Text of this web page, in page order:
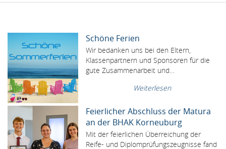
Schöne Ferien
Wir bedanken uns bei den Eltern,
Klassenpartnern und Sponsoren für die
gute Zusammenarbeit und…
Weiterlesen
Feierlicher Abschluss der Matura
an der BHAK Korneuburg
Mit der feierlichen Überreichung der
Reife- und Diplomprüfungszeugnisse fand